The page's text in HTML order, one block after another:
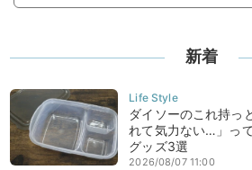
新着
ダイソーのこれ持っ
れて気力ない…」っ
グッズ3選
2026/08/07 11:00